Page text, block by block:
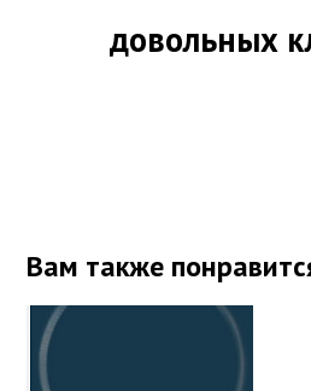
довольных
Вам также